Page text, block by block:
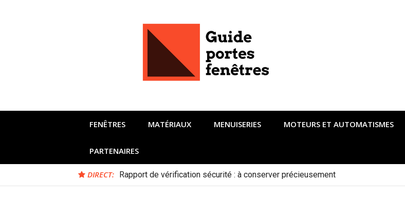
FENÊTRES MATÉRIAUX MENUISERIES MOTEURS ET AUTOMATISMES
PARTENAIRES
DIRECT: Rapport de vérification sécurité : à conserver précieusement